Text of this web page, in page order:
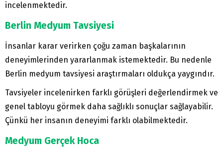
incelenmektedir.
Berlin Medyum Tavsiyesi
İnsanlar karar verirken çoğu zaman başkalarının
deneyimlerinden yararlanmak istemektedir. Bu nedenle
Berlin medyum tavsiyesi araştırmaları oldukça yaygındır.
Tavsiyeler incelenirken farklı görüşleri değerlendirmek ve
genel tabloyu görmek daha sağlıklı sonuçlar sağlayabilir.
Çünkü her insanın deneyimi farklı olabilmektedir.
Medyum Gerçek Hoca